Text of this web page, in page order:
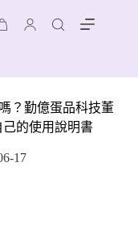
？勤億蛋品科技董
的使用說明書
17